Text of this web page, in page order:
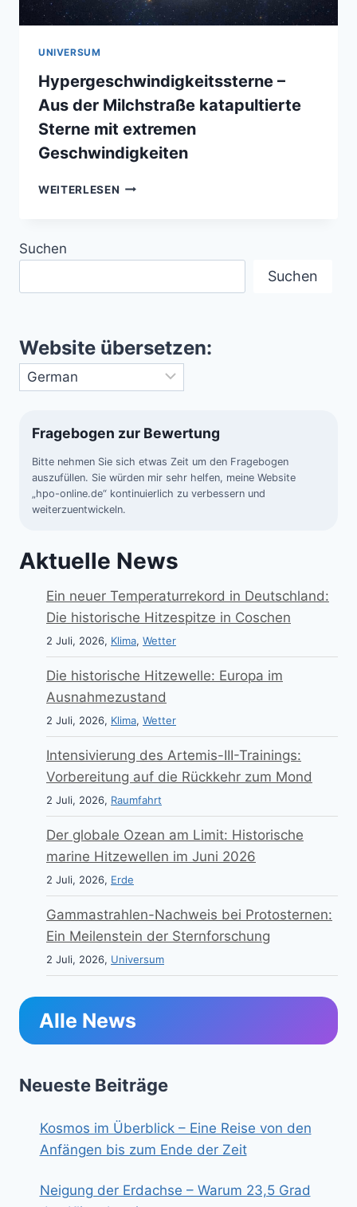
UNIVERSUM
Hypergeschwindigkeitssterne –
Aus der Milchstraße katapultierte
Sterne mit extremen
Geschwindigkeiten
WEITERLESEN HYPERGESCHWINDIGKEITSSTERNE
Suchen
Suchen
Website übersetzen:
Fragebogen zur Bewertung
Bitte nehmen Sie sich etwas Zeit um den Fragebogen
auszufüllen. Sie würden mir sehr helfen, meine Website
„hpo-online.de“ kontinuierlich zu verbessern und
weiterzuentwickeln.
Aktuelle News
Ein neuer Temperaturrekord in Deutschland:
Die historische Hitzespitze in Coschen
2 Juli, 2026, Klima, Wetter
Die historische Hitzewelle: Europa im
Ausnahmezustand
2 Juli, 2026, Klima, Wetter
Intensivierung des Artemis-III-Trainings:
Vorbereitung auf die Rückkehr zum Mond
2 Juli, 2026, Raumfahrt
Der globale Ozean am Limit: Historische
marine Hitzewellen im Juni 2026
2 Juli, 2026, Erde
Gammastrahlen-Nachweis bei Protosternen:
Ein Meilenstein der Sternforschung
2 Juli, 2026, Universum
Alle News
Neueste Beiträge
Kosmos im Überblick – Eine Reise von den
Anfängen bis zum Ende der Zeit
Neigung der Erdachse – Warum 23,5 Grad